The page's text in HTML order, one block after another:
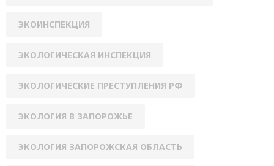
ЭКОИНСПЕКЦИЯ
ЭКОЛОГИЧЕСКАЯ ИНСПЕКЦИЯ
ЭКОЛОГИЧЕСКИЕ ПРЕСТУПЛЕНИЯ РФ
ЭКОЛОГИЯ В ЗАПОРОЖЬЕ
ЭКОЛОГИЯ ЗАПОРОЖСКАЯ ОБЛАСТЬ